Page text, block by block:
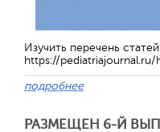
Изучить перечень
https://pediatriajournal.ru/
подробнее
РАЗМЕЩЕН 6-Й